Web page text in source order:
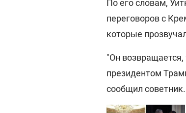
По его словам,
переговоров с
которые
"Он
президентом
сообщил советник.